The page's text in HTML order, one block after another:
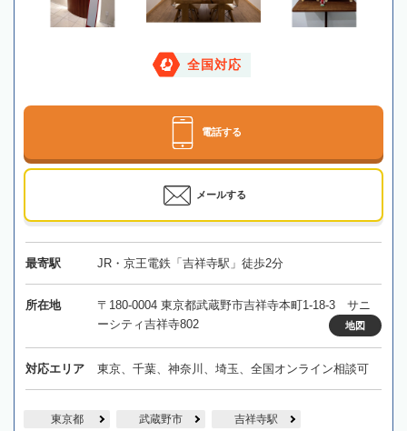
全国対応
電話する
メールする
最寄駅 JR・京王電鉄「吉祥寺駅」徒歩2分
所在地
〒180-0004 東京都武蔵野市吉祥寺本町1-18-3 サニ
ーシティ吉祥寺802
地図
対応エリア 東京、千葉、神奈川、埼玉、全国オンライン相談可
東京都 武蔵野市 吉祥寺駅